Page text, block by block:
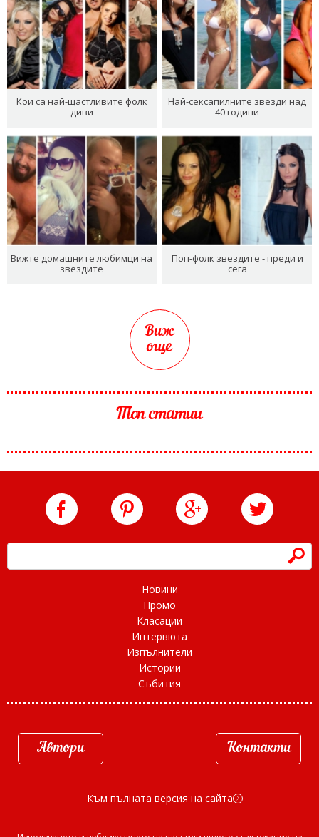
Кои са най-щастливите фолк
диви
Най-сексапилните звезди над
40 години
Вижте домашните любимци на
звездите
Поп-фолк звездите - преди и
сега
Виж
още
Топ статии
h
Новини
Промо
Класации
Интервюта
Изпълнители
Истории
Събития
Автори Контакти
Към пълната версия на сайта d